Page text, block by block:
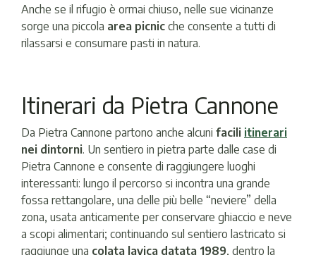
Anche se il rifugio è ormai chiuso, nelle sue vicinanze
sorge una piccola area picnic che consente a tutti di
rilassarsi e consumare pasti in natura.
Itinerari da Pietra Cannone
Da Pietra Cannone partono anche alcuni facili itinerari
nei dintorni. Un sentiero in pietra parte dalle case di
Pietra Cannone e consente di raggiungere luoghi
interessanti: lungo il percorso si incontra una grande
fossa rettangolare, una delle più belle “neviere” della
zona, usata anticamente per conservare ghiaccio e neve
a scopi alimentari; continuando sul sentiero lastricato si
raggiunge una colata lavica datata 1989, dentro la